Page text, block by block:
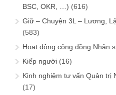
BSC, OKR, …) (616)
Giữ – Chuyện 3L – Lương,
(583)
Hoạt động cộng đồng Nhân
Kiếp người (16)
Kinh nghiệm tư vấn Quản trị
(17)